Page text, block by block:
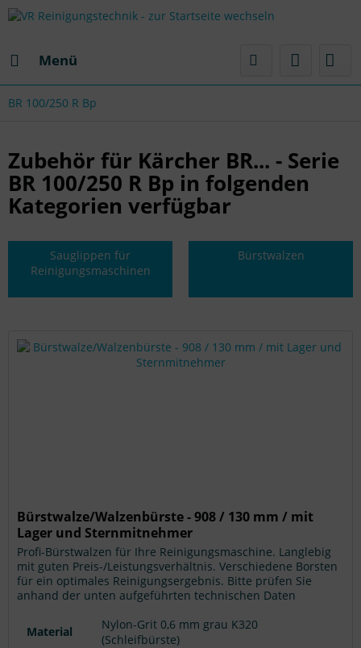
Menü
BR 100/250 R Bp
Zubehör für Kärcher BR... - Serie
BR 100/250 R Bp in folgenden
Kategorien verfügbar
Sauglippen für
Reinigungsmaschinen
Bürstwalzen
Bürstwalze/Walzenbürste - 908 / 130 mm / mit
Lager und Sternmitnehmer
Profi-Bürstwalzen für Ihre Reinigungsmaschine. Langlebig
mit guten Preis-/Leistungsverhältnis. Verschiedene Borsten
für ein optimales Reinigungsergebnis. Bitte prüfen Sie
anhand der unten aufgeführten technischen Daten
passende Zubehörteil handelt. Achtung: Modellangaben
ohne Gewähr.
Material
Nylon-Grit 0,6 mm grau K320
(Schleifbürste)